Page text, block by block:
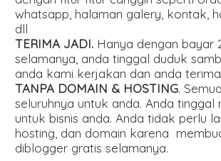
whatsapp, halaman galery, kontak,
dll
TERIMA JADI. Hanya dengan bayar
selamanya, anda tinggal duduk
anda kami kerjakan dan anda
TANPA DOMAIN & HOSTING.
seluruhnya untuk anda. Anda
untuk bisnis anda. Anda tidak perlu
hosting, dan domain karena
diblogger gratis selamanya.